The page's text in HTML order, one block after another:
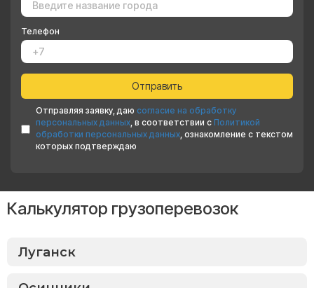
Телефон
Отправляя заявку, даю согласие на обработку
персональных данных, в соответствии с Политикой
обработки персональных данных, ознакомление с текстом
которых подтверждаю
Калькулятор грузоперевозок